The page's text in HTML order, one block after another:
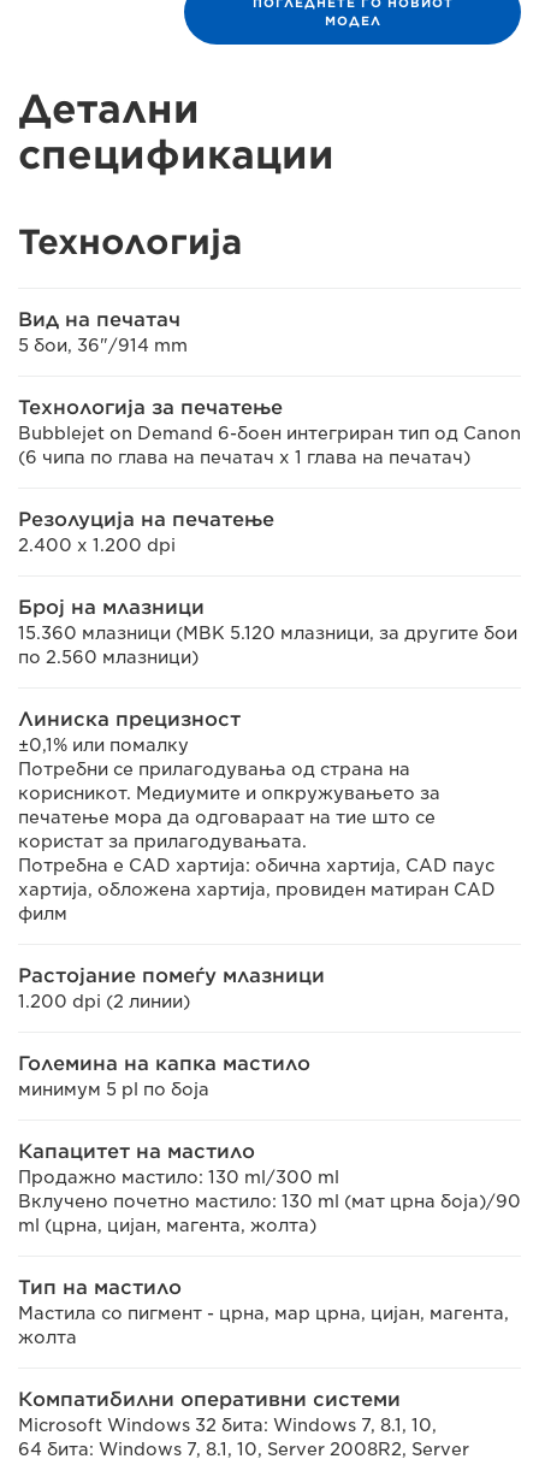
МОДЕЛ
Детални
спецификации
Технологија
Вид на печатач
5 бои, 36"/914 mm
Технологија за печатење
Bubblejet on Demand 6-боен интегриран тип од Canon
(6 чипа по глава на печатач x 1 глава на печатач)
Резолуција на печатење
2.400 x 1.200 dpi
Број на млазници
15.360 млазници (MBK 5.120 млазници, за другите бои
по 2.560 млазници)
Линиска прецизност
±0,1% или помалку
Потребни се прилагодувања од страна на
корисникот. Медиумите и опкружувањето за
печатење мора да одговараат на тие што се
користат за прилагодувањата.
Потребна е CAD хартија: обична хартија, CAD паус
хартија, обложена хартија, провиден матиран CAD
филм
Растојание помеѓу млазници
1.200 dpi (2 линии)
Големина на капка мастило
минимум 5 pl по боја
Капацитет на мастило
Продажно мастило: 130 ml/300 ml
Вклучено почетно мастило: 130 ml (мат црна боја)/90
ml (црна, цијан, магента, жолта)
Тип на мастило
Мастила со пигмент - црна, мар црна, цијан, магента,
жолта
Компатибилни оперативни системи
Microsoft Windows 32 бита: Windows 7, 8.1, 10,
64 бита: Windows 7, 8.1, 10, Server 2008R2, Server